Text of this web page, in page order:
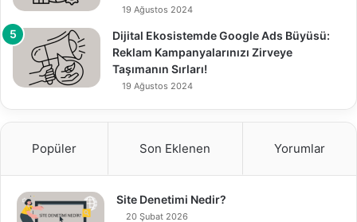
19 Ağustos 2024
Dijital Ekosistemde Google Ads Büyüsü:
Reklam Kampanyalarınızı Zirveye
Taşımanın Sırları!
19 Ağustos 2024
Popüler Son Eklenen Yorumlar
Site Denetimi Nedir?
20 Şubat 2026